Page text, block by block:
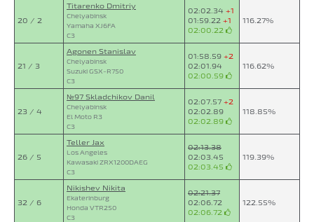
20 / 2
Titarenko Dmitriy
Chelyabinsk
Yamaha XJ6FA
C3
02:02.34 +1
01:59.22 +1
02:00.22
116.27%
21 / 3
Agonen Stanislav
Chelyabinsk
Suzuki GSX-R750
C3
01:58.59 +2
02:01.94
02:00.59
116.62%
23 / 4
№97 Skladchikov Danil
Chelyabinsk
El Moto R3
C3
02:07.57 +2
02:02.89
02:02.89
118.85%
26 / 5
Teller Jax
Los Angeles
Kawasaki ZRX1200DAEG
C3
02:13.38
02:03.45
02:03.45
119.39%
32 / 6
Nikishev Nikita
Ekaterinburg
Honda VTR250
C3
02:21.37
02:06.72
02:06.72
122.55%